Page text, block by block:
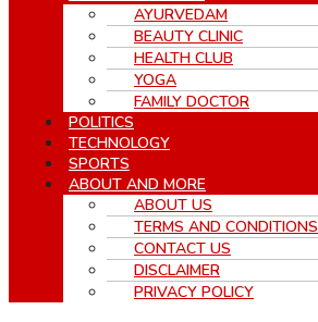
AYURVEDAM
BEAUTY CLINIC
HEALTH CLUB
YOGA
FAMILY DOCTOR
POLITICS
TECHNOLOGY
SPORTS
ABOUT AND MORE
ABOUT US
TERMS AND CONDITIONS
CONTACT US
DISCLAIMER
PRIVACY POLICY